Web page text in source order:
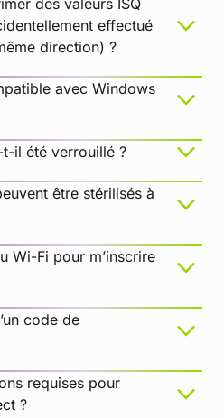
des valeurs ISQ
effectué
direction) ?
avec Windows
t-il été verrouillé ?
être stérilisés à
Wi-Fi pour m’inscrire
code de
requises pour
?